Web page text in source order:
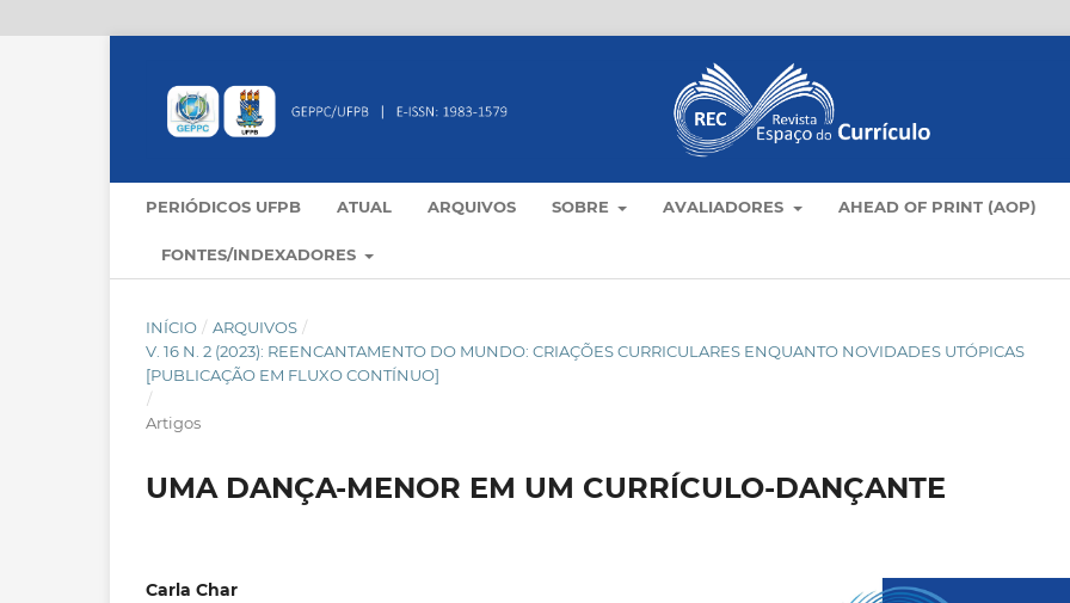
PERIÓDICOS UFPB ATUAL ARQUIVOS SOBRE AVALIADORES AHEAD OF PRINT (AOP)
FONTES/INDEXADORES
INÍCIO / ARQUIVOS /
V. 16 N. 2 (2023): REENCANTAMENTO DO MUNDO: CRIAÇÕES CURRICULARES ENQUANTO NOVIDADES UTÓPICAS
[PUBLICAÇÃO EM FLUXO CONTÍNUO]
/
Artigos
UMA DANÇA-MENOR EM UM CURRÍCULO-DANÇANTE
Carla Char